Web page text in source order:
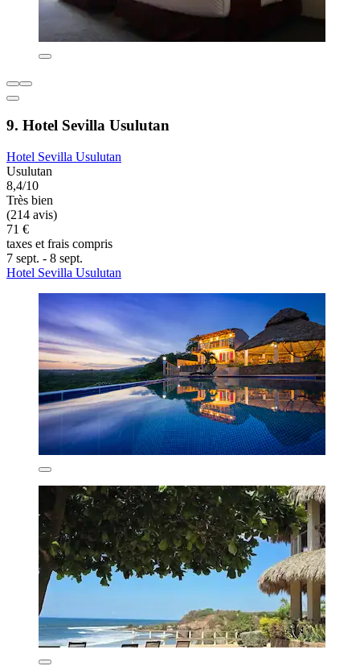
9. Hotel Sevilla Usulutan
Hotel Sevilla Usulutan
Usulutan
8,4/10
Très bien
(214 avis)
71 €
taxes et frais compris
7 sept. - 8 sept.
Hotel Sevilla Usulutan